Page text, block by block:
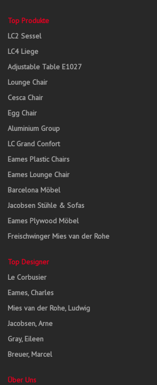
Top Produkte
LC2 Sessel
LC4 Liege
Adjustable Table E1027
Lounge Chair
Cesca Chair
Egg Chair
Aluminium Group
LC Grand Confort
Eames Plastic Chairs
Eames Lounge Chair
Barcelona Möbel
Jacobsen Stühle & Sofas
Eames Plywood Möbel
Freischwinger Mies van der Rohe
Top Designer
Le Corbusier
Eames, Charles
Mies van der Rohe, Ludwig
Jacobsen, Arne
Gray, Eileen
Breuer, Marcel
Über Uns